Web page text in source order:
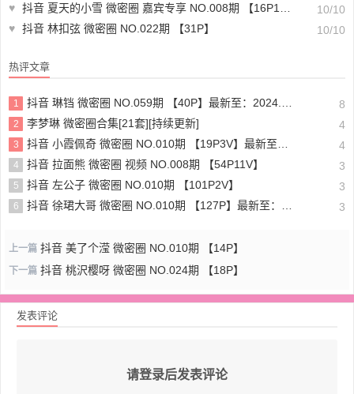
♥ 抖音 夏天的小雪 微密圈 嘉宾专享 NO.008期 【16P1V】
10/10
♥ 抖音 林扣弦 微密圈 NO.022期 【31P】 10/10
热评文章
1 抖音 琳铛 微密圈 NO.059期 【40P】最新至：2024.1.10 8
2 李梦琳 微密圈合集[21套][持续更新] 4
3 抖音 小霞佩奇 微密圈 NO.010期 【19P3V】最新至：2025.5.26 4
4 抖音 拉面熊 微密圈 视频 NO.008期 【54P11V】 3
5 抖音 左公子 微密圈 NO.010期 【101P2V】 3
6 抖音 徐珺大哥 微密圈 NO.010期 【127P】最新至：2024.1.19 3
上一篇 抖音 美了个滢 微密圈 NO.010期 【14P】
下一篇 抖音 桃沢樱呀 微密圈 NO.024期 【18P】
发表评论
请登录后发表评论